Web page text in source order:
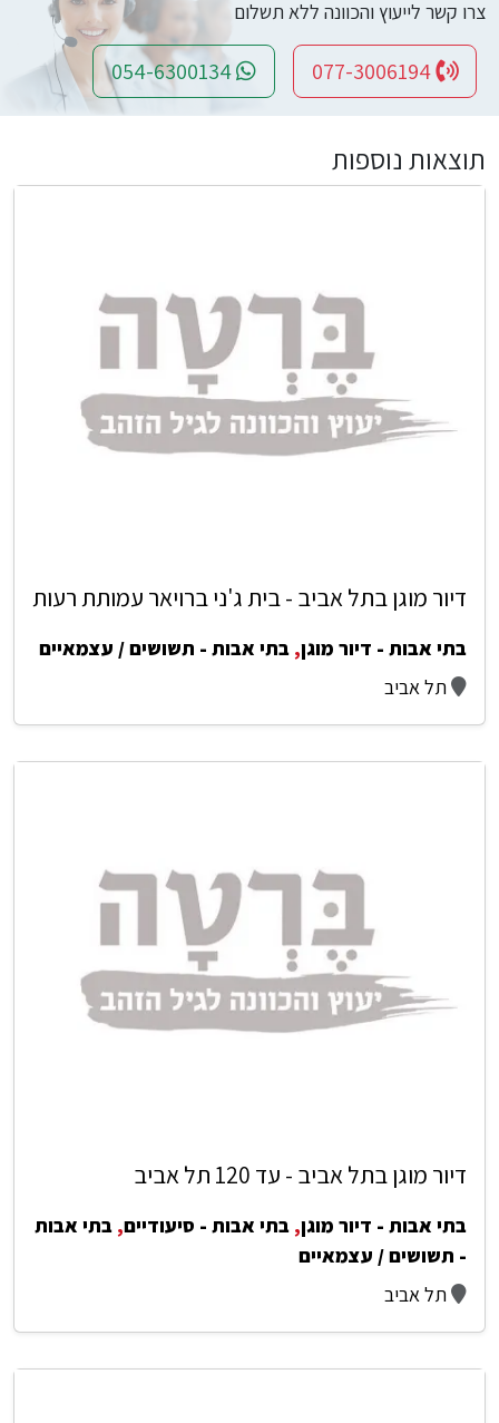
צרו קשר לייעוץ והכוונה ללא תשלום
תוצאות נוספות
דיור מוגן בתל אביב - בית ג'ני ברויאר עמותת רעות
בתי אבות - דיור מוגן, בתי אבות - תשושים / עצמאיים
תל אביב
דיור מוגן בתל אביב - עד 120 תל אביב
בתי אבות - דיור מוגן, בתי אבות - סיעודיים, בתי אבות
- תשושים / עצמאיים
תל אביב